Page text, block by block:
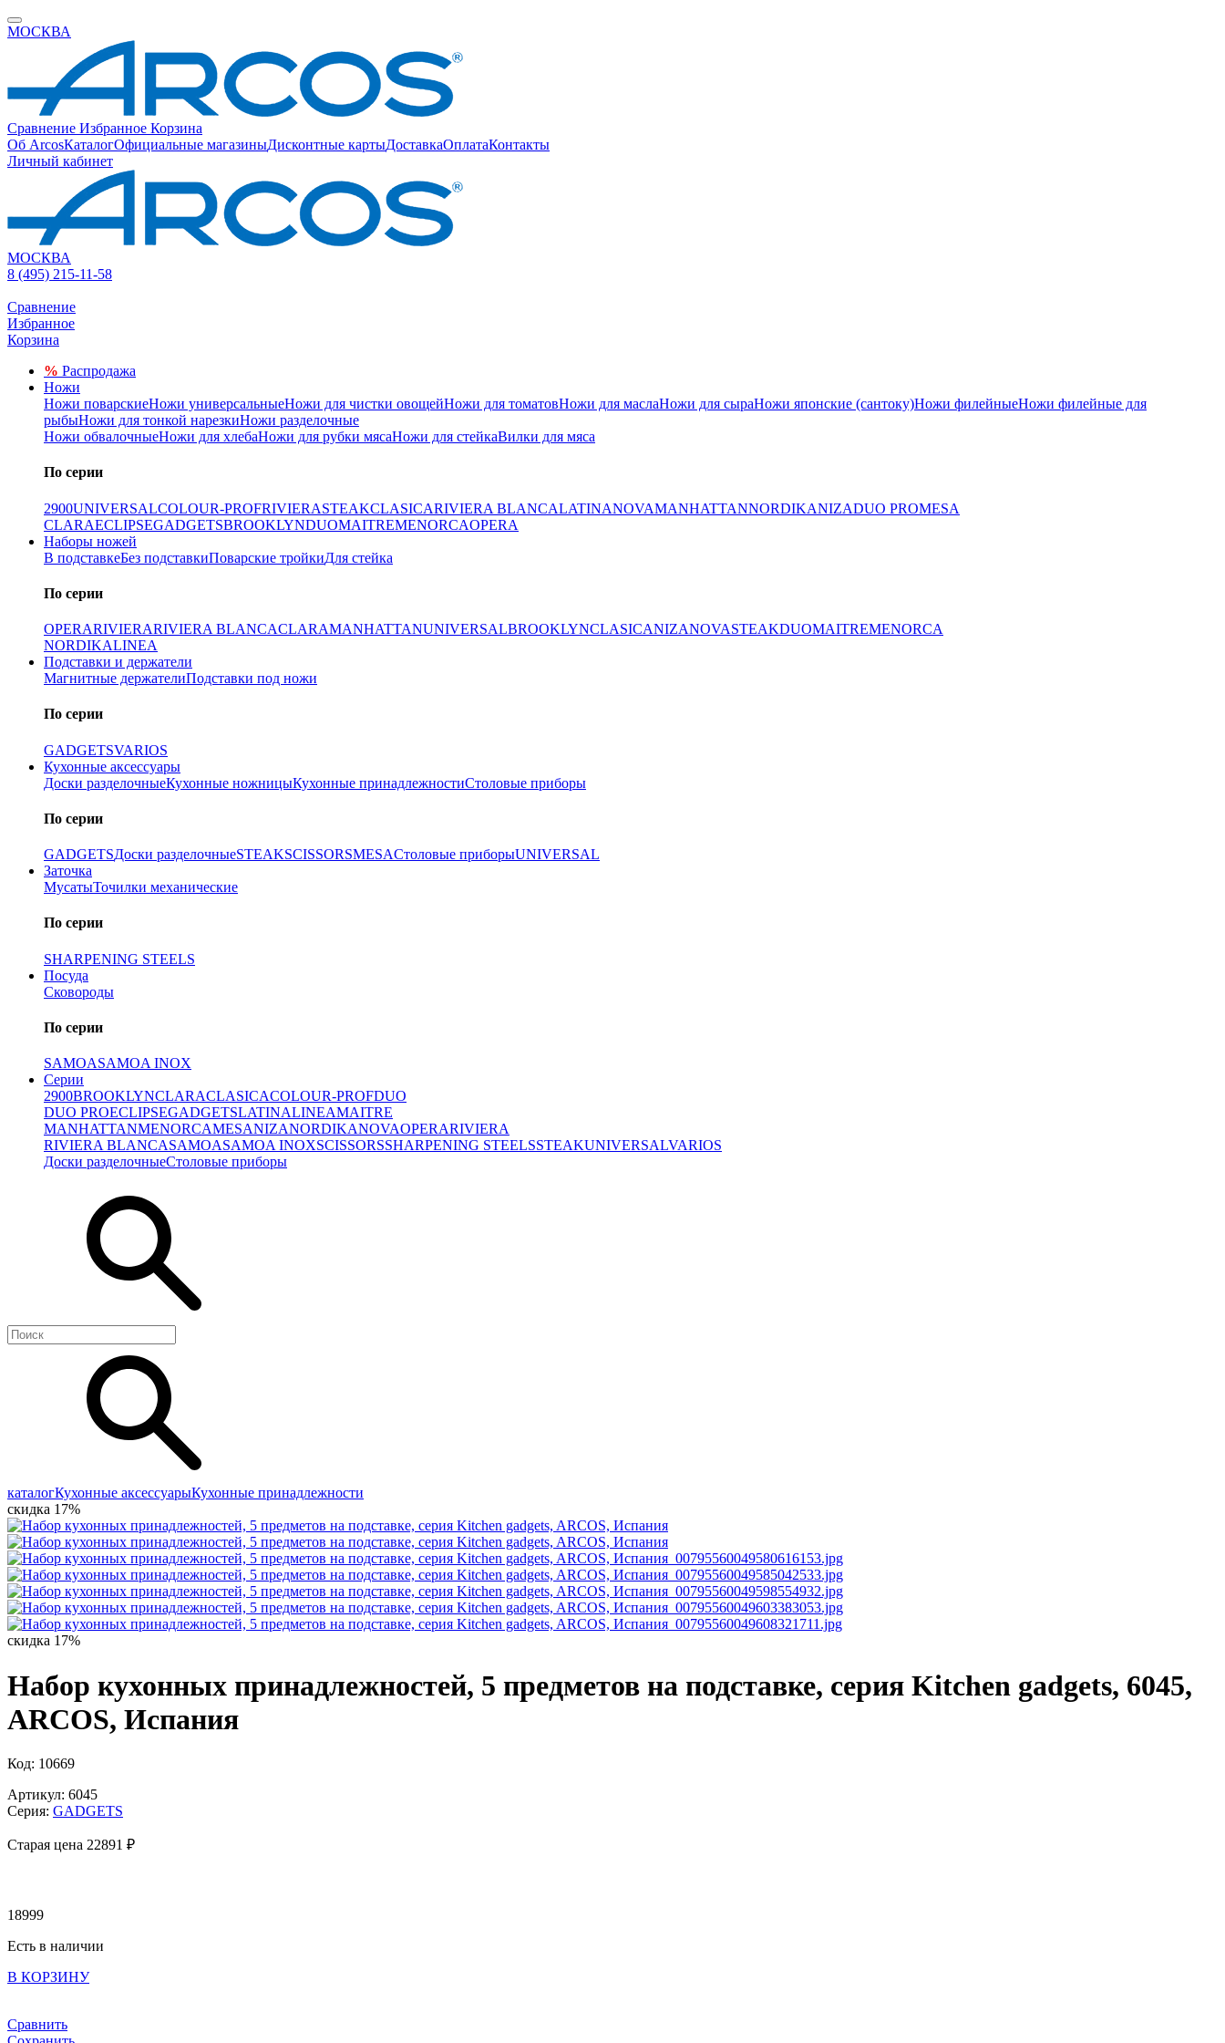
МОСКВА
Сравнение Избранное Корзина
Об ArcosКаталогОфициальные магазиныДисконтные картыДоставкаОплатаКонтакты
Личный кабинет
МОСКВА
8 (495) 215-11-58
Сравнение
Избранное
Корзина
% Распродажа
Ножи
Ножи поварскиеНожи универсальныеНожи для чистки овощейНожи для томатовНожи для маслаНожи для сыраНожи японские (сантоку)Ножи филейныеНожи филейные для
рыбыНожи для тонкой нарезкиНожи разделочные
Ножи обвалочныеНожи для хлебаНожи для рубки мясаНожи для стейкаВилки для мяса
По серии
2900UNIVERSALCOLOUR-PROFRIVIERASTEAKCLASICARIVIERA BLANCALATINANOVAMANHATTANNORDIKANIZADUO PROMESA
CLARAECLIPSEGADGETSBROOKLYNDUOMAITREMENORCAOPERA
Наборы ножей
В подставкеБез подставкиПоварские тройкиДля стейка
По серии
OPERARIVIERARIVIERA BLANCACLARAMANHATTANUNIVERSALBROOKLYNCLASICANIZANOVASTEAKDUOMAITREMENORCA
NORDIKALINEA
Подставки и держатели
Магнитные держателиПодставки под ножи
По серии
GADGETSVARIOS
Кухонные аксессуары
Доски разделочныеКухонные ножницыКухонные принадлежностиСтоловые приборы
По серии
GADGETSДоски разделочныеSTEAKSCISSORSMESAСтоловые приборыUNIVERSAL
Заточка
МусатыТочилки механические
По серии
SHARPENING STEELS
Посуда
Сковороды
По серии
SAMOASAMOA INOX
Серии
2900BROOKLYNCLARACLASICACOLOUR-PROFDUO
DUO PROECLIPSEGADGETSLATINALINEAMAITRE
MANHATTANMENORCAMESANIZANORDIKANOVAOPERARIVIERA
RIVIERA BLANCASAMOASAMOA INOXSCISSORSSHARPENING STEELSSTEAKUNIVERSALVARIOS
Доски разделочныеСтоловые приборы
каталогКухонные аксессуарыКухонные принадлежности
скидка 17%
скидка 17%
Набор кухонных принадлежностей, 5 предметов на подставке, серия Kitchen gadgets, 6045,
ARCOS, Испания
Код: 10669
Артикул: 6045
Серия: GADGETS
Старая цена 22891 ₽
18999
Есть в наличии
В КОРЗИНУ
Сравнить